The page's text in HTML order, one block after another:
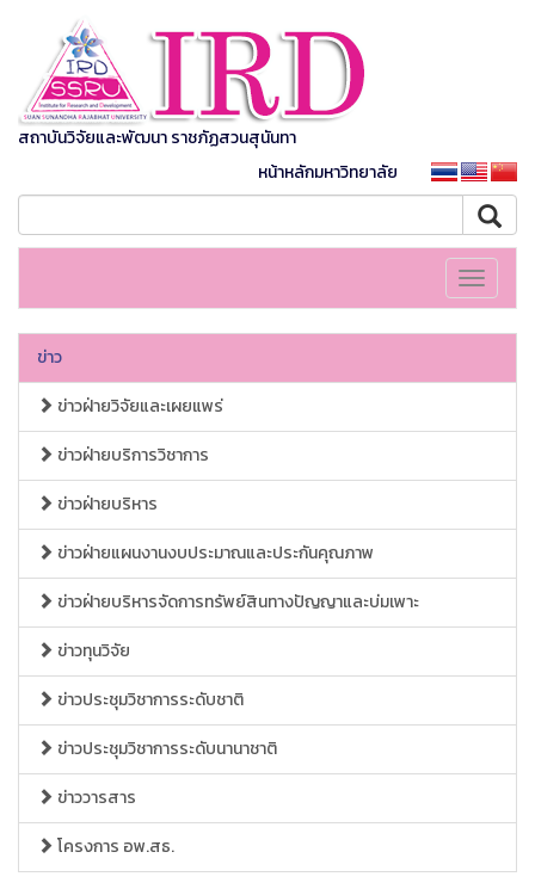
สถาบันวิจัยและพัฒนา ราชภัฏสวนสุนันทา
หน้าหลักมหาวิทยาลัย
Toggle
ข่าว
ข่าวฝ่ายวิจัยและเผยแพร่
ข่าวฝ่ายบริการวิชาการ
ข่าวฝ่ายบริหาร
ข่าวฝ่ายแผนงานงบประมาณและประกันคุณภาพ
ข่าวฝ่ายบริหารจัดการทรัพย์สินทางปัญญาและบ่มเพาะ
ข่าวทุนวิจัย
ข่าวประชุมวิชาการระดับชาติ
ข่าวประชุมวิชาการระดับนานาชาติ
ข่าววารสาร
โครงการ อพ.สธ.